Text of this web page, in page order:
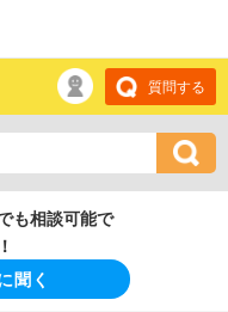
質問する
も相談可能で
聞く